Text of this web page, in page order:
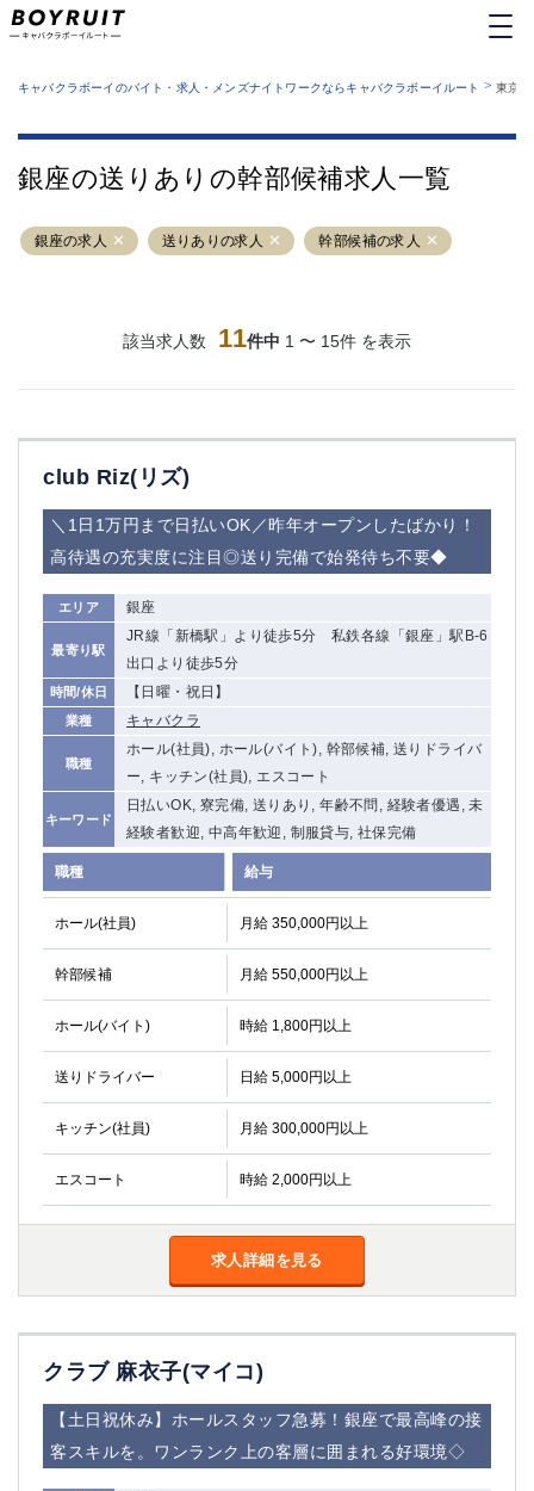
業種から探す
運営者情報
サイトマップ
キャバクラボーイのバイト・求人・メンズナイトワークならキャバクラボーイルート > 東京
銀座の送りありの幹部候補求人一覧
銀座の求人 送りありの求人 幹部候補の求人
該当求人数 11件中 1 〜 15件 を表示
club Riz(リズ)
＼1日1万円まで日払いOK／昨年オープンしたばかり！
高待遇の充実度に注目◎送り完備で始発待ち不要◆
エリア 銀座
最寄り駅
JR線「新橋駅」より徒歩5分 私鉄各線「銀座」駅B-6
出口より徒歩5分
時間/休日 【日曜・祝日】
業種 キャバクラ
職種
ホール(社員), ホール(バイト), 幹部候補, 送りドライバ
ー, キッチン(社員), エスコート
キーワード
日払いOK, 寮完備, 送りあり, 年齢不問, 経験者優遇, 未
経験者歓迎, 中高年歓迎, 制服貸与, 社保完備
職種 給与
ホール(社員) 月給 350,000円以上
幹部候補 月給 550,000円以上
ホール(バイト) 時給 1,800円以上
送りドライバー 日給 5,000円以上
キッチン(社員) 月給 300,000円以上
エスコート 時給 2,000円以上
求人詳細を見る
クラブ 麻衣子(マイコ)
【土日祝休み】ホールスタッフ急募！銀座で最高峰の接
客スキルを。ワンランク上の客層に囲まれる好環境◇
六本木
池袋
吉祥寺
練馬
恵比寿
蒲田
①六本木 ②西麻布
大山
赤羽
品川
蒲田東口
立川（南口）
新宿
浜松町
中野
府中
ひばりヶ丘（北口）
学芸大学
吉祥寺（南口／公園口） 小作・羽村・福生エリア
自由が丘
吉祥寺（北口／東口）
錦糸町南口
下北沢・経堂
金町（北口）
成増駅徒歩3分の好立地！①JR埼京線「赤羽駅」から徒歩2分 ②東
三軒茶屋（南口）
①歌舞伎町 ②新宿 ③新宿三丁目 ④西
①歌舞伎町 ②新宿 ③西部新宿 ③東新宿
蒲田(西口)
清瀬（南口）
①東武練馬 ②成増・板橋 ③大山 ②池袋
池袋東口
金町
大井町
大泉学園
下赤塚
竹ノ塚
三鷹
新小岩
幡ヶ谷
小岩
久米川
神奈川県
関内
横浜